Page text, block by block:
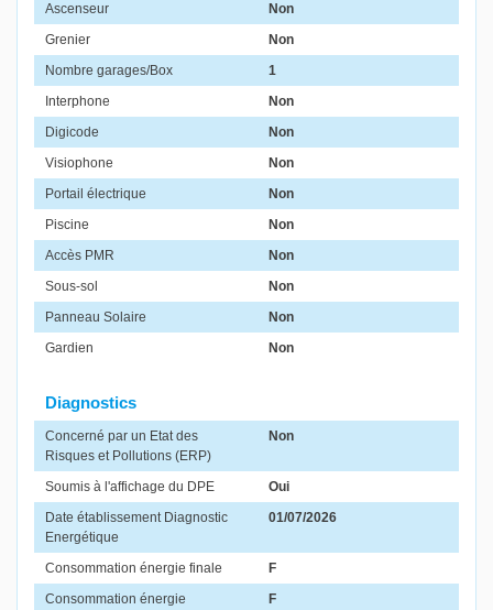
Ascenseur
Non
Grenier
Non
Nombre garages/Box
1
Interphone
Non
Digicode
Non
Visiophone
Non
Portail électrique
Non
Piscine
Non
Accès PMR
Non
Sous-sol
Non
Panneau Solaire
Non
Gardien
Non
Diagnostics
Concerné par un Etat des
Risques et Pollutions (ERP)
Non
Soumis à l'affichage du DPE
Oui
Date établissement Diagnostic
Energétique
01/07/2026
Consommation énergie finale
F
Consommation énergie
F